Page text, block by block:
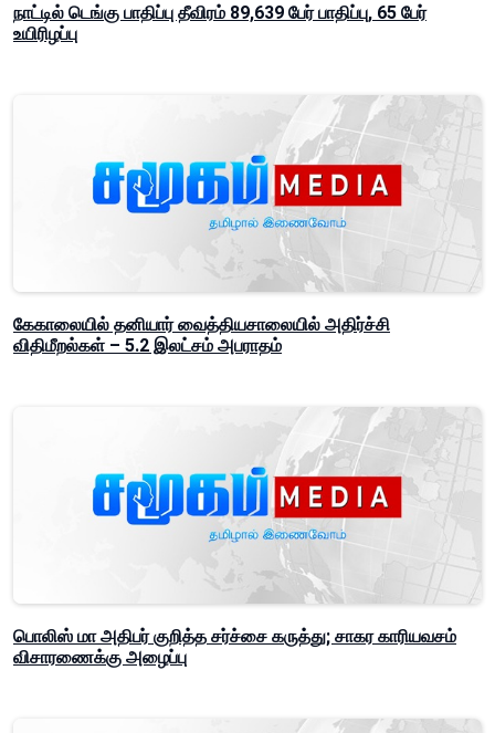
நாட்டில் டெங்கு பாதிப்பு தீவிரம் 89,639 பேர் பாதிப்பு, 65 பேர்
உயிரிழப்பு
கேகாலையில் தனியார் வைத்தியசாலையில் அதிர்ச்சி
விதிமீறல்கள் – 5.2 இலட்சம் அபராதம்
பொலிஸ் மா அதிபர் குறித்த சர்ச்சை கருத்து; சாகர காரியவசம்
விசாரணைக்கு அழைப்பு